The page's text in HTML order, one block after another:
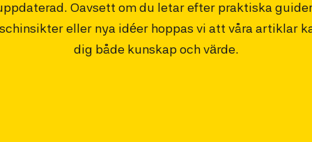
Oavsett om du letar efter praktiska
eller nya idéer hoppas vi att våra artiklar
dig både kunskap och värde.